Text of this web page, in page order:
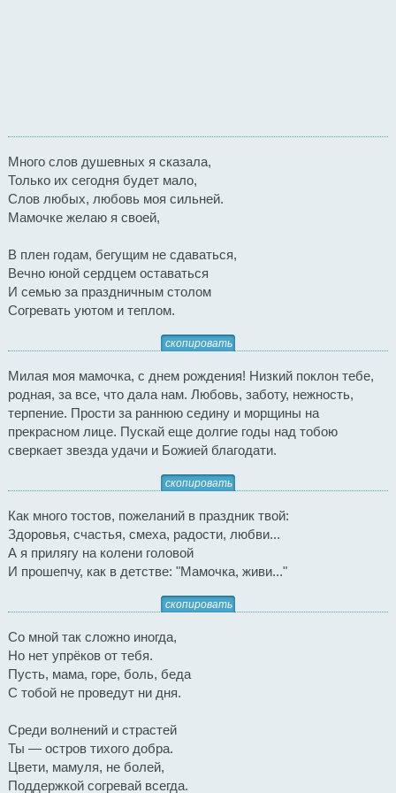
Много слов душевных я сказала,
Только их сегодня будет мало,
Слов любых, любовь моя сильней.
Мамочке желаю я своей,
В плен годам, бегущим не сдаваться,
Вечно юной сердцем оставаться
И семью за праздничным столом
Согревать уютом и теплом.
скопировать
Милая моя мамочка, с днем рождения! Низкий поклон тебе,
родная, за все, что дала нам. Любовь, заботу, нежность,
терпение. Прости за раннюю седину и морщины на
прекрасном лице. Пускай еще долгие годы над тобою
сверкает звезда удачи и Божией благодати.
скопировать
Как много тостов, пожеланий в праздник твой:
Здоровья, счастья, смеха, радости, любви...
А я прилягу на колени головой
И прошепчу, как в детстве: "Мамочка, живи..."
скопировать
Со мной так сложно иногда,
Но нет упрёков от тебя.
Пусть, мама, горе, боль, беда
С тобой не проведут ни дня.
Среди волнений и страстей
Ты — остров тихого добра.
Цвети, мамуля, не болей,
Поддержкой согревай всегда.